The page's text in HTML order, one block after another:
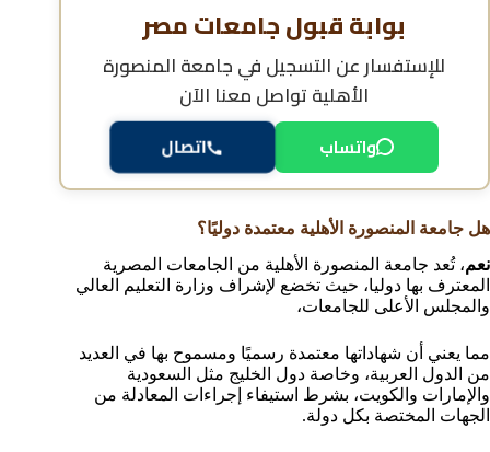
بوابة قبول جامعات مصر
للإستفسار عنالتسجيل في جامعة المنصورة
الأهليةتواصل معنا الآن
واتساب اتصال
هل جامعة المنصورة الأهلية معتمدة دوليًا؟
نعم، تُعد جامعة المنصورة الأهلية من الجامعات المصرية
المعترف بها دوليا، حيث تخضع لإشراف وزارة التعليم العالي
والمجلس الأعلى للجامعات،
مما يعني أن شهاداتها معتمدة رسميًا ومسموح بها في العديد
من الدول العربية، وخاصة دول الخليج مثل السعودية
والإمارات والكويت، بشرط استيفاء إجراءات المعادلة من
الجهات المختصة بكل دولة.